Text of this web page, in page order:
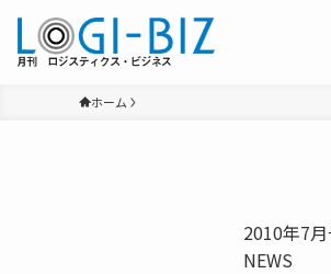
ホーム
2010年7
NEWS